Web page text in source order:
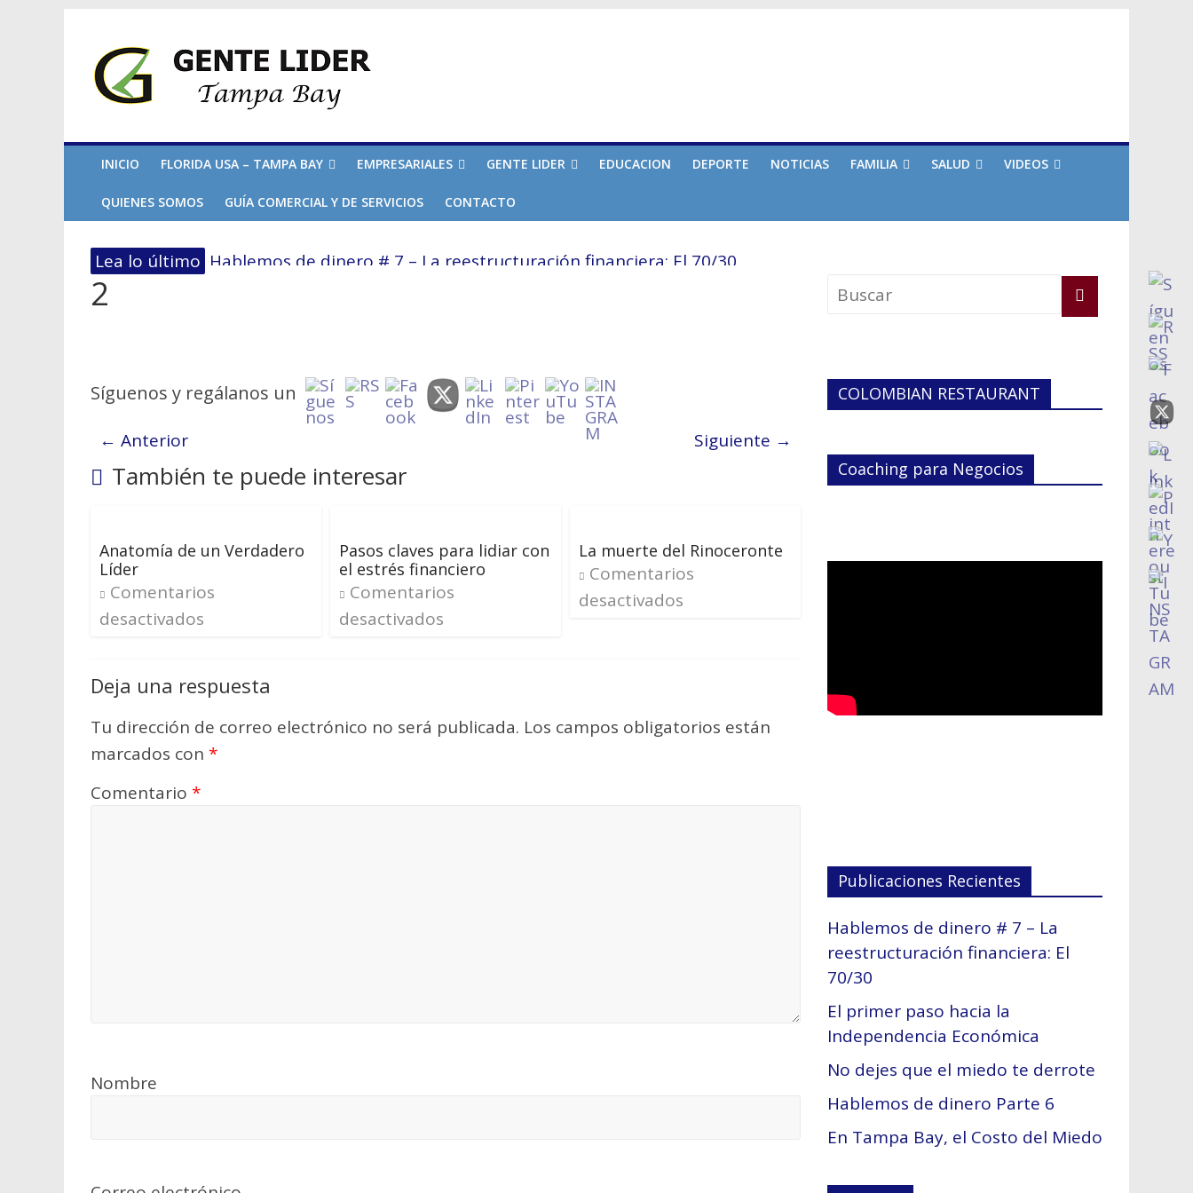
INICIO FLORIDA USA – TAMPA BAY EMPRESARIALES GENTE LIDER EDUCACION DEPORTE NOTICIAS FAMILIA SALUD VIDEOS
QUIENES SOMOS GUÍA COMERCIAL Y DE SERVICIOS CONTACTO
Lea lo último Hablemos de dinero # 7 – La reestructuración financiera: El 70/30
2
Síguenos y regálanos un
← Anterior Siguiente →
También te puede interesar
Anatomía de un Verdadero
Líder
Comentarios
desactivados
Pasos claves para lidiar con
el estrés financiero
Comentarios
desactivados
La muerte del Rinoceronte
Comentarios
desactivados
Deja una respuesta
Tu dirección de correo electrónico no será publicada. Los campos obligatorios están
marcados con *
Comentario *
Nombre
COLOMBIAN RESTAURANT
Coaching para Negocios
Publicaciones Recientes
Hablemos de dinero # 7 – La
reestructuración financiera: El
70/30
El primer paso hacia la
Independencia Económica
No dejes que el miedo te derrote
Hablemos de dinero Parte 6
En Tampa Bay, el Costo del Miedo